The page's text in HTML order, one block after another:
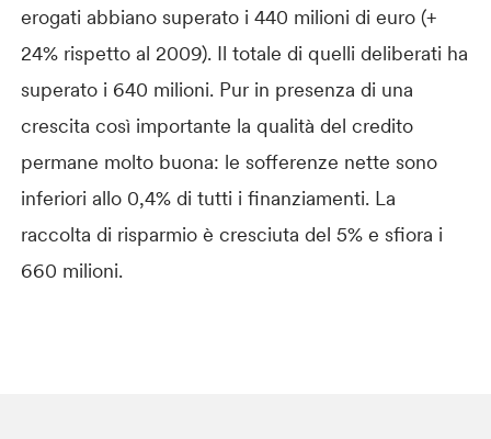
erogati abbiano superato i 440 milioni di euro (+
24% rispetto al 2009). Il totale di quelli deliberati ha
superato i 640 milioni. Pur in presenza di una
crescita così importante la qualità del credito
permane molto buona: le sofferenze nette sono
inferiori allo 0,4% di tutti i finanziamenti. La
raccolta di risparmio è cresciuta del 5% e sfiora i
660 milioni.